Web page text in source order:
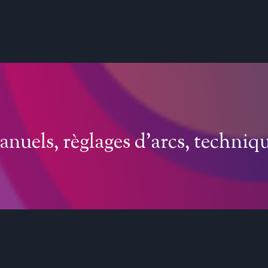
règlages d’arcs,